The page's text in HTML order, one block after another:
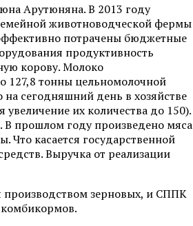
Арутюняна. В 2013 году
животноводческой фермы
потрачены бюджетные
продуктивность
корову. Молоко
127,8 тонны цельномолочной
сегодняшний день в хозяйстве
увеличение их количества до 150).
В прошлом году произведено мяса
Что касается государственной
Выручка от реализации
производством зерновых, и СППК